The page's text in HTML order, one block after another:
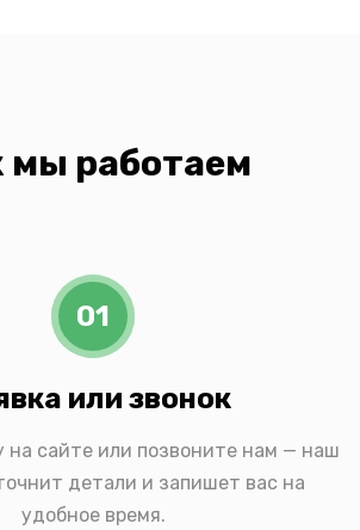
мы работаем
01
или звонок
на сайте или позвоните нам — наш
детали и запишет вас на
удобное время.